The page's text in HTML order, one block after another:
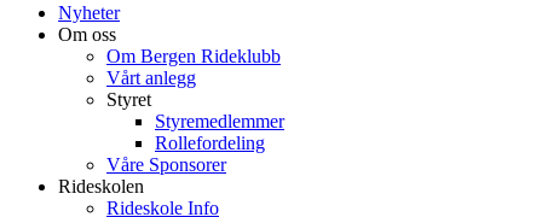
Nyheter
Om oss
Om Bergen Rideklubb
Vårt anlegg
Styret
Styremedlemmer
Rollefordeling
Våre Sponsorer
Rideskolen
Rideskole Info